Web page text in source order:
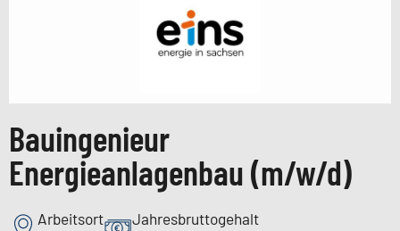
Bauingenieur
Energieanlagenbau (m/w/d)
Arbeitsort
Jahresbruttogehalt